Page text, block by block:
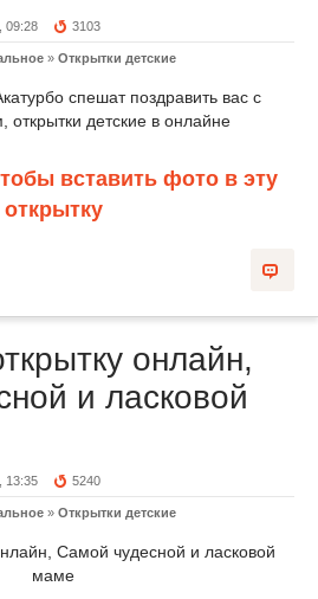
09:28 3103
» Открытки детские
спешат поздравить вас с
детские в онлайне
вставить фото в эту
открытку
онлайн,
и ласковой
13:35 5240
» Открытки детские
Самой чудесной и ласковой
маме